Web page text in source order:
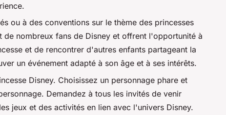
ou à des conventions sur le thème des princesses
de nombreux fans de Disney et offrent l'opportunité à
et de rencontrer d'autres enfants partageant la
un événement adapté à son âge et à ses intérêts.
Disney. Choisissez un personnage phare et
Demandez à tous les invités de venir
jeux et des activités en lien avec l'univers Disney.